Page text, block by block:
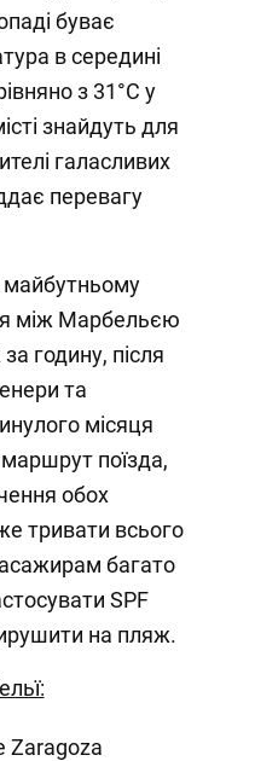
буває
в середині
з 31°C у
знайдуть для
галасливих
перевагу
між Марбельєю
годину, після
та
місяця
поїзда,
обох
тривати всього
багато
SPF
на пляж.
Zaragoza